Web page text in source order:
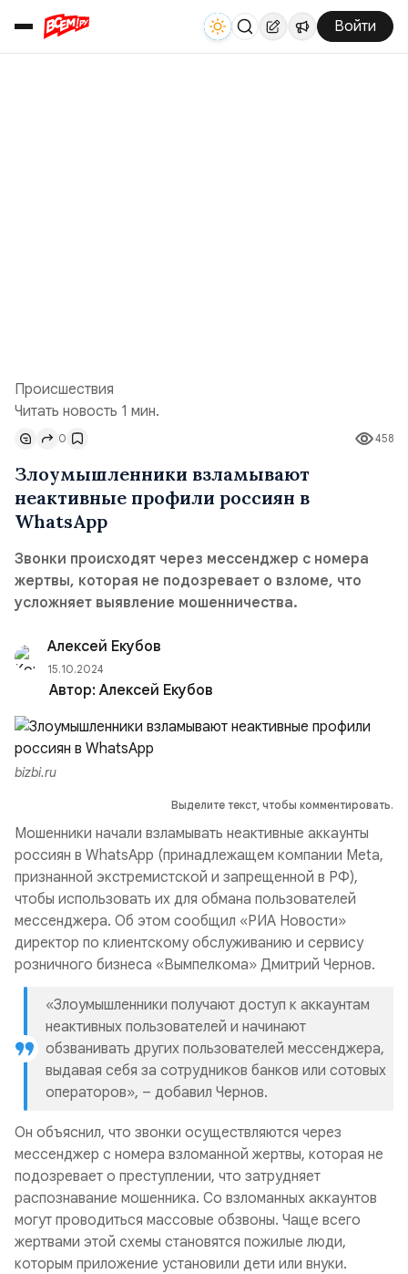
Войти
Происшествия
Читать новость 1 мин.
458
0
Злоумышленники взламывают
неактивные профили россиян в
WhatsApp
Звонки происходят через мессенджер с номера
жертвы, которая не подозревает о взломе, что
усложняет выявление мошенничества.
Алексей Екубов
15.10.2024
Автор: Алексей Екубов
bizbi.ru
Выделите текст, чтобы комментировать.
Мошенники начали взламывать неактивные аккаунты
россиян в WhatsApp (принадлежащем компании Meta,
признанной экстремистской и запрещенной в РФ),
чтобы использовать их для обмана пользователей
мессенджера. Об этом сообщил «РИА Новости»
директор по клиентскому обслуживанию и сервису
розничного бизнеса «Вымпелкома» Дмитрий Чернов.
«Злоумышленники получают доступ к аккаунтам
неактивных пользователей и начинают
обзванивать других пользователей мессенджера,
выдавая себя за сотрудников банков или сотовых
операторов», – добавил Чернов.
Он объяснил, что звонки осуществляются через
мессенджер с номера взломанной жертвы, которая не
подозревает о преступлении, что затрудняет
распознавание мошенника. Со взломанных аккаунтов
могут проводиться массовые обзвоны. Чаще всего
жертвами этой схемы становятся пожилые люди,
которым приложение установили дети или внуки.